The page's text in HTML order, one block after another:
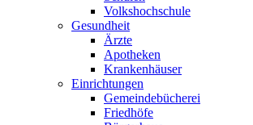
Volkshochschule
Gesundheit
Ärzte
Apotheken
Krankenhäuser
Einrichtungen
Gemeindebücherei
Friedhöfe